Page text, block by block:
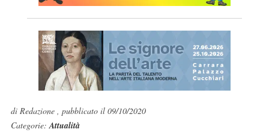
di Redazione , pubblicato il 09/10/2020
Categorie:Attualità